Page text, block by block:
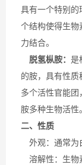
具有一个特别的
个结构使得生物
力结合。
脱氢枞胺： 是
的胺，具有性质
多个活性官能团
胺多种生物活性
二、性质
外观：通常为
溶解性：生物